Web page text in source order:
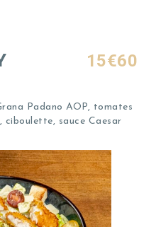
15€60
Padano AOP, tomates
ciboulette, sauce Caesar